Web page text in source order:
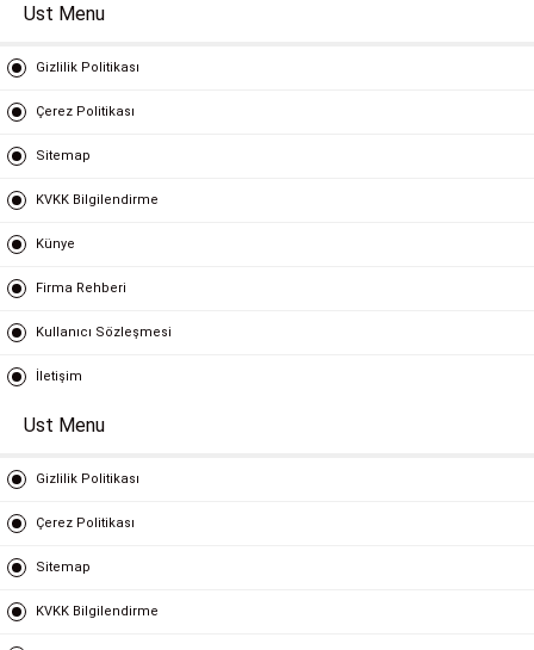
Ust Menu
Gizlilik Politikası
Çerez Politikası
Sitemap
KVKK Bilgilendirme
Künye
Firma Rehberi
Kullanıcı Sözleşmesi
İletişim
Ust Menu
Gizlilik Politikası
Çerez Politikası
Sitemap
KVKK Bilgilendirme